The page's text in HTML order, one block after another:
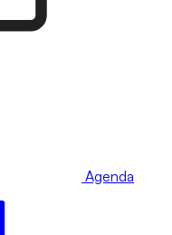
Agenda